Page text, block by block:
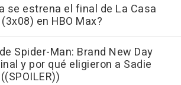
se estrena el final de La Casa
en HBO Max?
Spider-Man: Brand New Day
y por qué eligieron a Sadie